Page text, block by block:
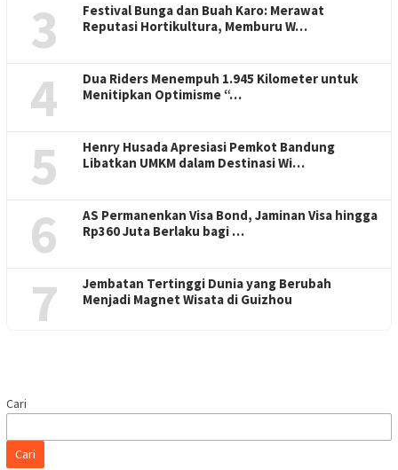
3
Festival Bunga dan Buah Karo: Merawat
Reputasi Hortikultura, Memburu W…
4
Dua Riders Menempuh 1.945 Kilometer untuk
Menitipkan Optimisme “…
5
Henry Husada Apresiasi Pemkot Bandung
Libatkan UMKM dalam Destinasi Wi…
6
AS Permanenkan Visa Bond, Jaminan Visa hingga
Rp360 Juta Berlaku bagi …
7
Jembatan Tertinggi Dunia yang Berubah
Menjadi Magnet Wisata di Guizhou
Cari
Cari